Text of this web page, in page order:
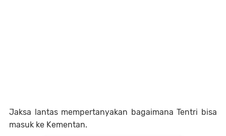
Jaksa lantas mempertanyakan bagaimana Tentri bisa
masuk ke Kementan.